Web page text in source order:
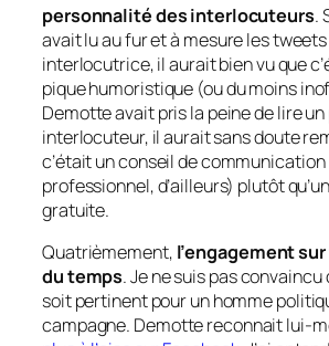
personnalité des interlocuteurs.
avait lu au fur et à mesure les
interlocutrice, il aurait bien vu que
pique humoristique (ou du moins
Demotte avait pris la peine de lire
interlocuteur, il aurait sans doute
c’était un conseil de communication
professionnel, d’ailleurs) plutôt
gratuite.
Quatrièmement, l’engagement
du temps. Je ne suis pas
soit pertinent pour un homme
campagne. Demotte reconnait lui-